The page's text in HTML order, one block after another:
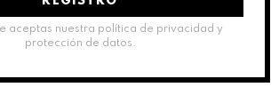
aceptas nuestra política de privacidad y
protección de datos.